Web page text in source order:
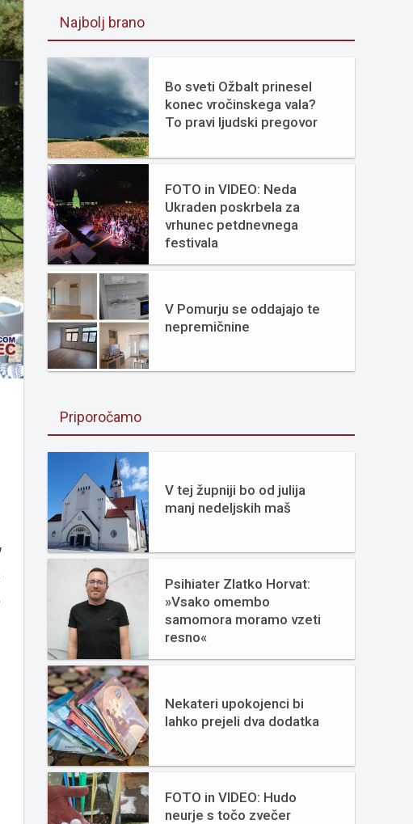
Najbolj brano
Bo sveti Ožbalt prinesel
konec vročinskega vala?
To pravi ljudski pregovor
FOTO in VIDEO: Neda
Ukraden poskrbela za
vrhunec petdnevnega
festivala
V Pomurju se oddajajo te
nepremičnine
Priporočamo
V tej župniji bo od julija
manj nedeljskih maš
Psihiater Zlatko Horvat:
»Vsako omembo
samomora moramo vzeti
resno«
Nekateri upokojenci bi
lahko prejeli dva dodatka
FOTO in VIDEO: Hudo
neurje s točo zvečer